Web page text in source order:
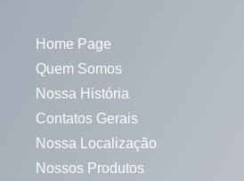
Home Page
Quem Somos
Nossa História
Contatos Gerais
Nossa Localização
Nossos Produtos